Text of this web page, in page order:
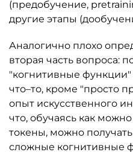
(предобучение,
другие этапы
Аналогично плохо
вторая часть вопроса:
"когнитивные
что–то, кроме "просто
опыт искусственного
что, обучаясь как
токены, можно
сложные когнитивные